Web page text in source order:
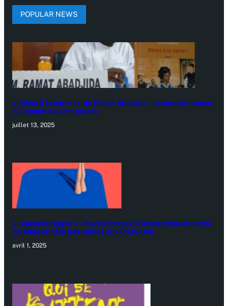
POPULAR NEWS
« Aïcha à la barre ! » de Ramat Abadjida : un premier roman
où l’amour devient procès
juillet 13, 2025
« Careless People » : Révélations explosives d’une ex-cadre
de Meta en tête des ventes aux États-Unis
avril 1, 2025